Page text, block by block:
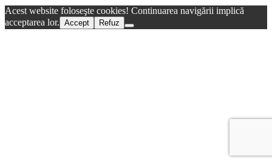
Acest website foloseşte cookies! Continuarea navigării implică
acceptarea lor. Accept Refuz